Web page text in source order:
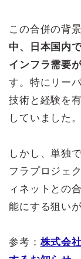
この合併の背景
中、日本国内
インフラ需要
す。特にリー
技術と経験を
していました。
しかし、単独
フラプロジェ
ィネットとの
能にする狙い
参考： 株式会